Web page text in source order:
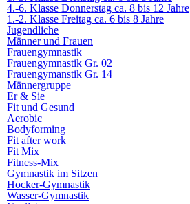
4.-6. Klasse Donnerstag ca. 8 bis 12 Jahre
1.-2. Klasse Freitag ca. 6 bis 8 Jahre
Jugendliche
Männer und Frauen
Frauengymnastik
Frauengymnastik Gr. 02
Frauengymanstik Gr. 14
Männergruppe
Er & Sie
Fit und Gesund
Aerobic
Bodyforming
Fit after work
Fit Mix
Fitness-Mix
Gymnastik im Sitzen
Hocker-Gymnastik
Wasser-Gymnastik